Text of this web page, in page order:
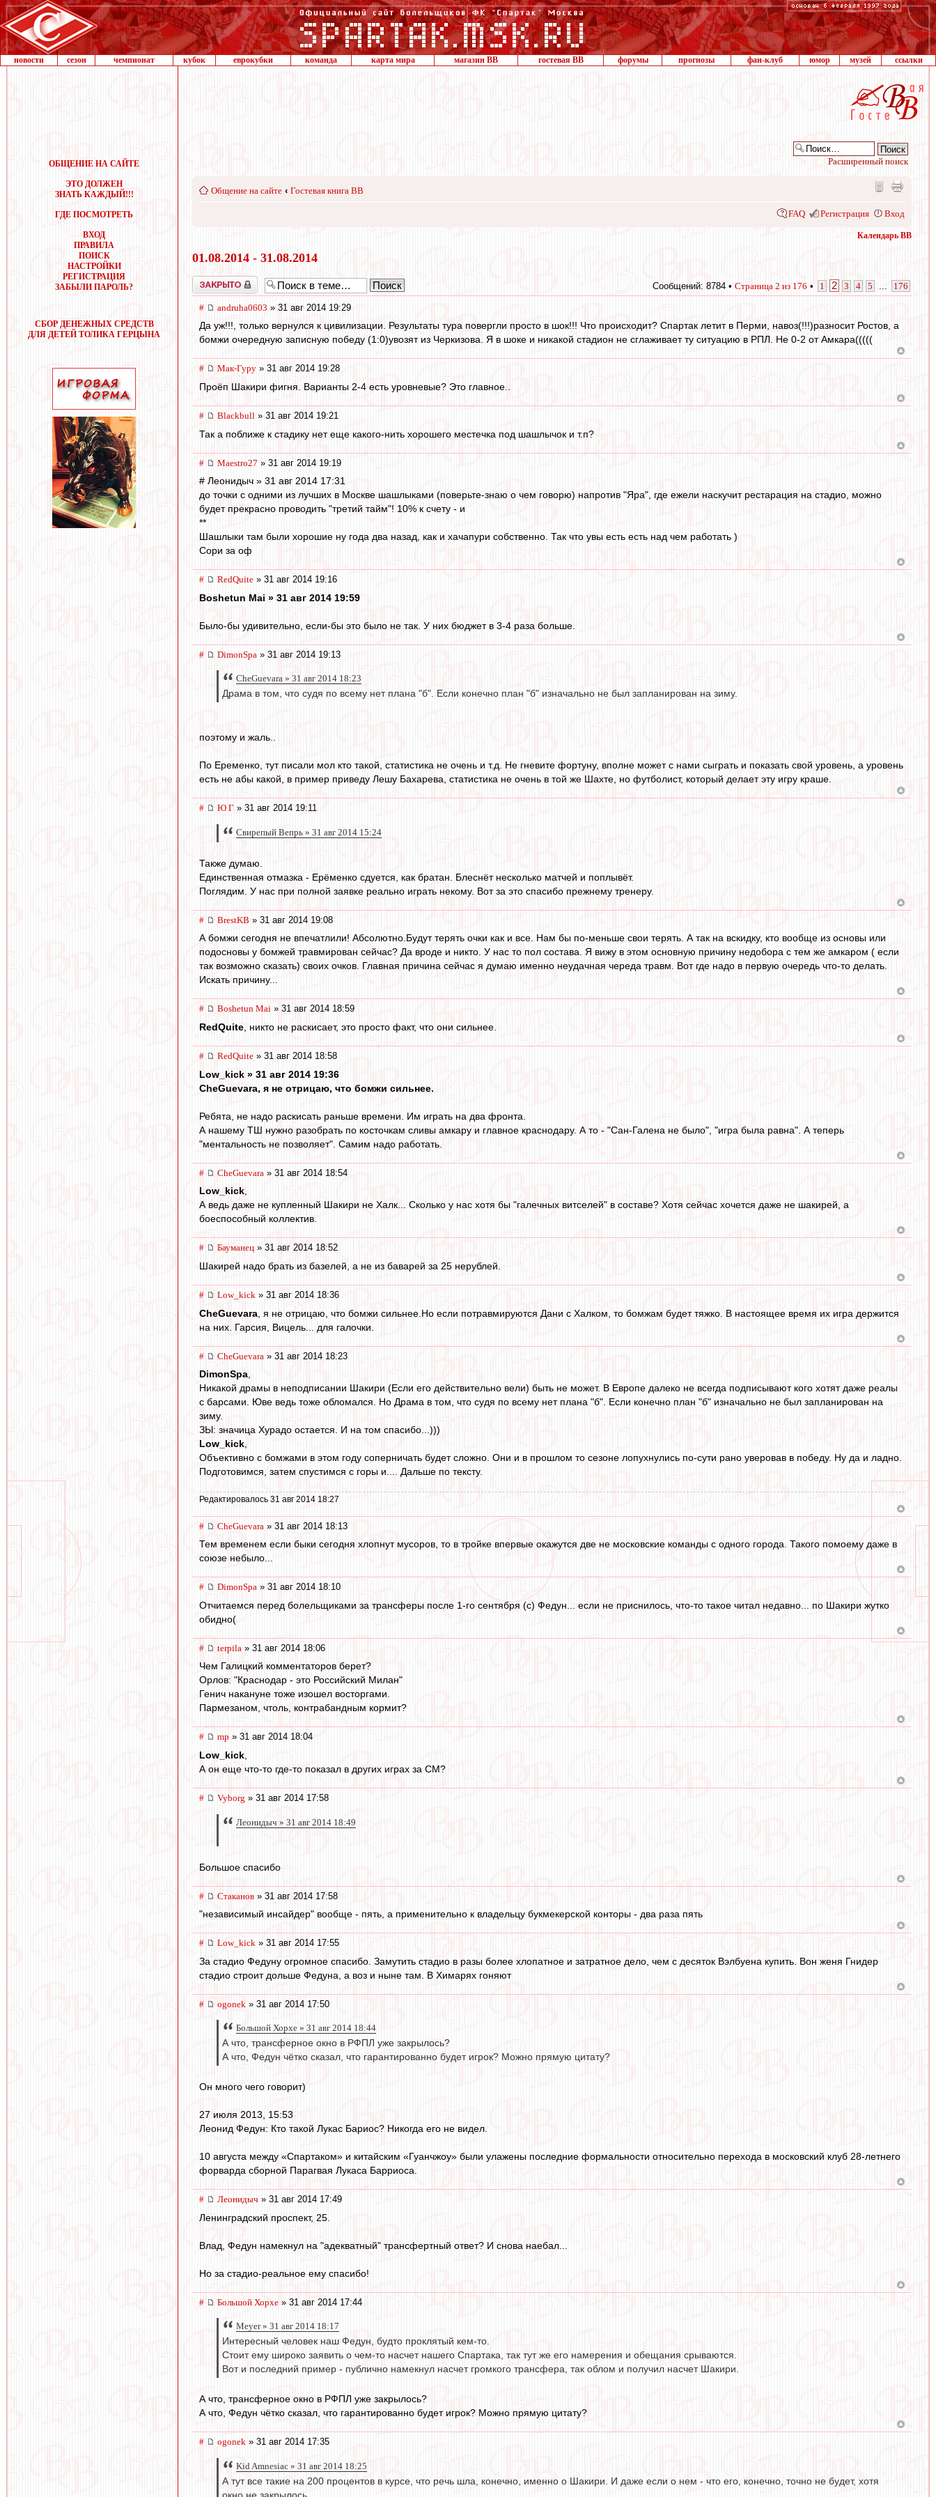
новости сезон чемпионат кубок еврокубки команда карта мира магазин ВВ гостевая ВВ форумы прогнозы фан-клуб юмор музей ссылки
ОБЩЕНИЕ НА САЙТЕ
ЭТО ДОЛЖЕН
ЗНАТЬ КАЖДЫЙ!!!
ГДЕ ПОСМОТРЕТЬ
ВХОД
ПРАВИЛА
ПОИСК
НАСТРОЙКИ
РЕГИСТРАЦИЯ
ЗАБЫЛИ ПАРОЛЬ?
СБОР ДЕНЕЖНЫХ СРЕДСТВ
ДЛЯ ДЕТЕЙ ТОЛИКА ГЕРЦЫНА
Расширенный поиск
Общение на сайте ‹ Гостевая книга ВВ
FAQ Регистрация Вход
Календарь ВВ
01.08.2014 - 31.08.2014
Закрыто Сообщений: 8784 • Страница 2 из 176 • 1 2 3 4 5 176
# andruha0603 » 31 авг 2014 19:29
Да уж!!!, только вернулся к цивилизации. Результаты тура повергли просто в шок!!! Что происходит? Спартак летит в Перми, навоз(!!!)разносит Ростов, а
бомжи очередную записную победу (1:0)увозят из Черкизова. Я в шоке и никакой стадион не сглаживает ту ситуацию в РПЛ. Не 0-2 от Амкара(((((
# Мак-Гуру » 31 авг 2014 19:28
Проёп Шакири фигня. Варианты 2-4 есть уровневые? Это главное..
# Blackbull » 31 авг 2014 19:21
Так а поближе к стадику нет еще какого-нить хорошего местечка под шашлычок и т.п?
# Maestro27 » 31 авг 2014 19:19
# Леонидыч » 31 авг 2014 17:31
до точки с одними из лучших в Москве шашлыками (поверьте-знаю о чем говорю) напротив "Яра", где ежели наскучит рестарация на стадио, можно
будет прекрасно проводить "третий тайм"! 10% к счету - и
**
Шашлыки там были хорошие ну года два назад, как и хачапури собственно. Так что увы есть есть над чем работать )
Сори за оф
# RedQuite » 31 авг 2014 19:16
Boshetun Mai » 31 авг 2014 19:59
Было-бы удивительно, если-бы это было не так. У них бюджет в 3-4 раза больше.
# DimonSpa » 31 авг 2014 19:13
CheGuevara » 31 авг 2014 18:23
Драма в том, что судя по всему нет плана "б". Если конечно план "б" изначально не был запланирован на зиму.
поэтому и жаль..
По Еременко, тут писали мол кто такой, статистика не очень и т.д. Не гневите фортуну, вполне может с нами сыграть и показать свой уровень, а уровень
есть не абы какой, в пример приведу Лешу Бахарева, статистика не очень в той же Шахте, но футболист, который делает эту игру краше.
# Ю Г » 31 авг 2014 19:11
Свирепый Вепрь » 31 авг 2014 15:24
Также думаю.
Единственная отмазка - Ерёменко сдуется, как братан. Блеснёт несколько матчей и поплывёт.
Поглядим. У нас при полной заявке реально играть некому. Вот за это спасибо прежнему тренеру.
# BrestKB » 31 авг 2014 19:08
А бомжи сегодня не впечатлили! Абсолютно.Будут терять очки как и все. Нам бы по-меньше свои терять. А так на вскидку, кто вообще из основы или
подосновы у бомжей травмирован сейчас? Да вроде и никто. У нас то пол состава. Я вижу в этом основную причину недобора с тем же амкаром ( если
так возможно сказать) своих очков. Главная причина сейчас я думаю именно неудачная череда травм. Вот где надо в первую очередь что-то делать.
Искать причину...
# Boshetun Mai » 31 авг 2014 18:59
RedQuite , никто не раскисает, это просто факт, что они сильнее.
# RedQuite » 31 авг 2014 18:58
Low_kick » 31 авг 2014 19:36
CheGuevara, я не отрицаю, что бомжи сильнее.
Ребята, не надо раскисать раньше времени. Им играть на два фронта.
А нашему ТШ нужно разобрать по косточкам сливы амкару и главное краснодару. А то - "Сан-Галена не было", "игра была равна". А теперь
"ментальность не позволяет". Самим надо работать.
# CheGuevara » 31 авг 2014 18:54
Low_kick,
А ведь даже не купленный Шакири не Халк... Сколько у нас хотя бы "галечных витселей" в составе? Хотя сейчас хочется даже не шакирей, а
боеспособный коллектив.
# Бауманец » 31 авг 2014 18:52
Шакирей надо брать из базелей, а не из баварей за 25 нерублей.
# Low_kick » 31 авг 2014 18:36
CheGuevara , я не отрицаю, что бомжи сильнее.Но если потравмируются Дани с Халком, то бомжам будет тяжко. В настоящее время их игра держится
на них. Гарсия, Вицель... для галочки.
# CheGuevara » 31 авг 2014 18:23
DimonSpa
Никакой драмы в неподписании Шакири (Если его действительно вели) быть не может. В Европе далеко не всегда подписывают кого хотят даже реалы
с барсами. Юве ведь тоже обломался. Но Драма в том, что судя по всему нет плана "б". Если конечно план "б" изначально не был запланирован на
зиму.
ЗЫ: значица Хурадо остается. И на том спасибо...)))
Low_kick
Объективно с бомжами в этом году соперничать будет сложно. Они и в прошлом то сезоне лопухнулись по-сути рано уверовав в победу. Ну да и ладно.
Подготовимся, затем спустимся с горы и.... Дальше по тексту.
Редактировалось 31 авг 2014 18:27
# CheGuevara » 31 авг 2014 18:13
Тем временем если быки сегодня хлопнут мусоров, то в тройке впервые окажутся две не московские команды с одного города. Такого помоему даже в
союзе небыло...
# DimonSpa » 31 авг 2014 18:10
Отчитаемся перед болельщиками за трансферы после 1-го сентября (с) Федун... если не приснилось, что-то такое читал недавно... по Шакири жутко
обидно(
# terpila » 31 авг 2014 18:06
Чем Галицкий комментаторов берет?
Орлов: "Краснодар - это Российский Милан"
Генич накануне тоже изошел восторгами.
Пармезаном, чтоль, контрабандным кормит?
# mp » 31 авг 2014 18:04
Low_kick
А он еще что-то где-то показал в других играх за СМ?
# Vyborg » 31 авг 2014 17:58
Леонидыч » 31 авг 2014 18:49
Большое спасибо
# Cтаканов » 31 авг 2014 17:58
"независимый инсайдер" вообще - пять, а применительно к владельцу букмекерской конторы - два раза пять
# Low_kick » 31 авг 2014 17:55
За стадио Федуну огромное спасибо. Замутить стадио в разы более хлопатное и затратное дело, чем с десяток Вэлбуена купить. Вон женя Гнидер
стадио строит дольше Федуна, а воз и ныне там. В Химарях гоняют
# ogonek » 31 авг 2014 17:50
Большой Хорхе » 31 авг 2014 18:44
А что, трансферное окно в РФПЛ уже закрылось?
А что, Федун чётко сказал, что гарантированно будет игрок? Можно прямую цитату?
Он много чего говорит)
27 июля 2013, 15:53
Леонид Федун: Кто такой Лукас Бариос? Никогда его не видел.
10 августа между «Спартаком» и китайским «Гуанчжоу» были улажены последние формальности относительно перехода в московский клуб 28-летнего
форварда сборной Парагвая Лукаса Барриоса.
# Леонидыч » 31 авг 2014 17:49
Ленинградский проспект, 25.
Влад, Федун намекнул на "адекватный" трансфертный ответ? И снова наебал...
Но за стадио-реальное ему спасибо!
# Большой Хорхе » 31 авг 2014 17:44
Meyer » 31 авг 2014 18:17
Интересный человек наш Федун, будто проклятый кем-то.
Стоит ему широко заявить о чем-то насчет нашего Спартака, так тут же его намерения и обещания срываются.
Вот и последний пример - публично намекнул насчет громкого трансфера, так облом и получил насчет Шакири.
А что, трансферное окно в РФПЛ уже закрылось?
А что, Федун чётко сказал, что гарантированно будет игрок? Можно прямую цитату?
# ogonek » 31 авг 2014 17:35
Kid Amnesiac » 31 авг 2014 18:25
А тут все такие на 200 процентов в курсе, что речь шла, конечно, именно о Шакири. И даже если о нем - что его, конечно, точно не будет, хотя